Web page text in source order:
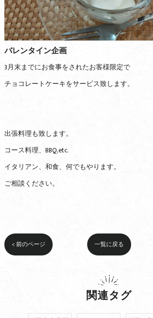
バレンタイン企画
3月末までにお食事をされたお客様限定で
チョコレートケーキをサービス致します。
出張料理も致します。
コース料理、BBQ,etc.
イタリアン、和食、何でもやります。
ご相談ください。
< 前のページ 一覧に戻る
関連タグ